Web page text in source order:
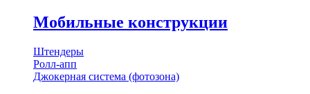
Мобильные конструкции
Штендеры
Ролл-апп
Джокерная система (фотозона)